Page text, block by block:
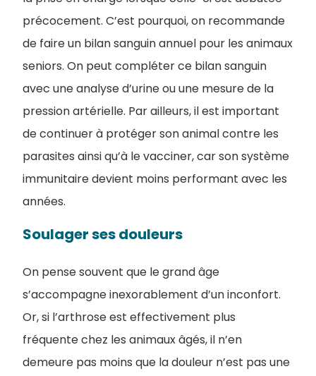
précocement. C’est pourquoi, on recommande
de faire un bilan sanguin annuel pour les animaux
seniors. On peut compléter ce bilan sanguin
avec une analyse d’urine ou une mesure de la
pression artérielle. Par ailleurs, il est important
de continuer à protéger son animal contre les
parasites ainsi qu’à le vacciner, car son système
immunitaire devient moins performant avec les
années.
Soulager ses douleurs
On pense souvent que le grand âge
s’accompagne inexorablement d’un inconfort.
Or, si l’arthrose est effectivement plus
fréquente chez les animaux âgés, il n’en
demeure pas moins que la douleur n’est pas une